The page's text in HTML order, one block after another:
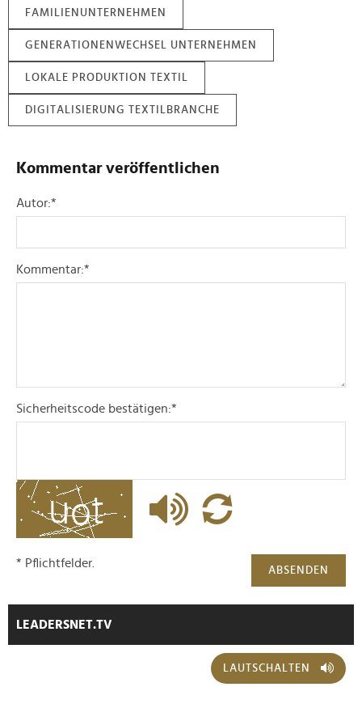
FAMILIENUNTERNEHMEN
GENERATIONENWECHSEL UNTERNEHMEN
LOKALE PRODUKTION TEXTIL
DIGITALISIERUNG TEXTILBRANCHE
Kommentar veröffentlichen
Autor:*
Kommentar:*
Sicherheitscode bestätigen:*
ABSENDEN
* Pflichtfelder.
LEADERSNET.TV
LAUTSCHALTEN